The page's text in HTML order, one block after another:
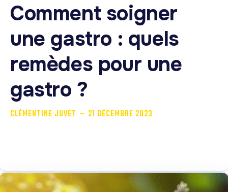
Comment soigner
une gastro : quels
remèdes pour une
gastro ?
CLÉMENTINE JUVET - 21 DÉCEMBRE 2023